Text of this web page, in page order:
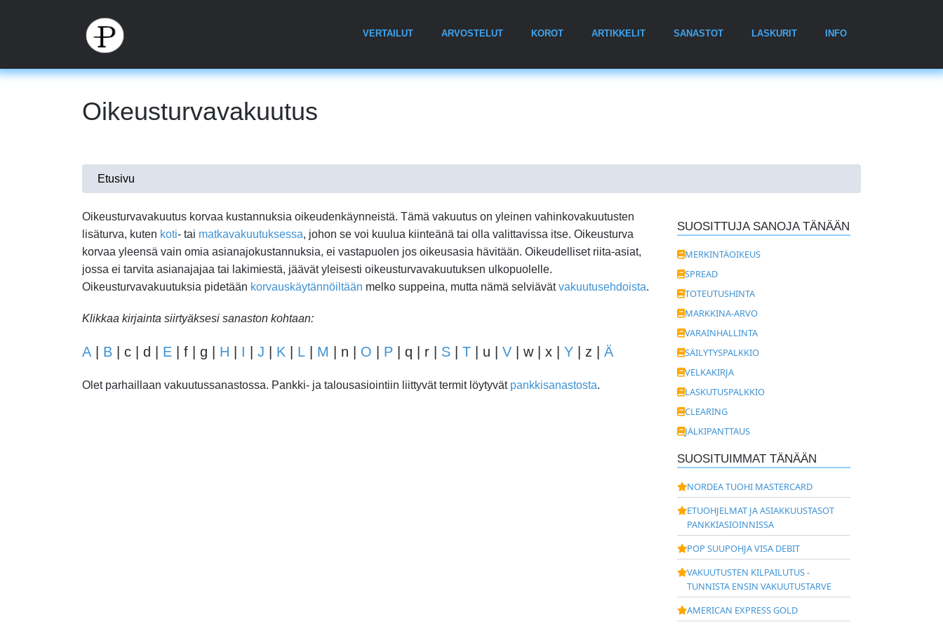
VERTAILUT ARVOSTELUT KOROT ARTIKKELIT SANASTOT LASKURIT INFO
Oikeusturvavakuutus
Olet
täällä
Etusivu
Oikeusturvavakuutus korvaa kustannuksia oikeudenkäynneistä. Tämä vakuutus on yleinen vahinkovakuutusten
lisäturva, kuten koti- tai matkavakuutuksessa, johon se voi kuulua kiinteänä tai olla valittavissa itse. Oikeusturva
korvaa yleensä vain omia asianajokustannuksia, ei vastapuolen jos oikeusasia hävitään. Oikeudelliset riita-asiat,
jossa ei tarvita asianajajaa tai lakimiestä, jäävät yleisesti oikeusturvavakuutuksen ulkopuolelle.
Oikeusturvavakuutuksia pidetään korvauskäytännöiltään melko suppeina, mutta nämä selviävätvakuutusehdoista.
Klikkaa kirjainta siirtyäksesi sanaston kohtaan:
A B | c | d | E | f | g | H I J K L M | n | O P | q | r | S T | u | V | w | x | Y | z | Ä
Olet parhaillaan vakuutussanastossa. Pankki- ja talousasiointiin liittyvät termit löytyvät pankkisanastosta.
SUOSITTUJA SANOJA TÄNÄÄN
MERKINTÄOIKEUS
SPREAD
TOTEUTUSHINTA
MARKKINA-ARVO
VARAINHALLINTA
SÄILYTYSPALKKIO
VELKAKIRJA
LASKUTUSPALKKIO
CLEARING
JÄLKIPANTTAUS
SUOSITUIMMAT TÄNÄÄN
NORDEA TUOHI MASTERCARD
ETUOHJELMAT JA ASIAKKUUSTASOT
PANKKIASIOINNISSA
POP SUUPOHJA VISA DEBIT
VAKUUTUSTEN KILPAILUTUS -
TUNNISTA ENSIN VAKUUTUSTARVE
AMERICAN EXPRESS GOLD